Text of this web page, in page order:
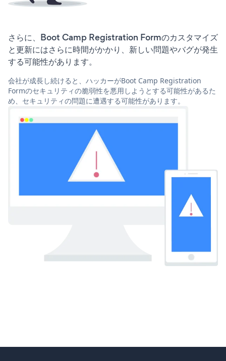
さらに、Boot Camp Registration Formのカスタマイズ
と更新にはさらに時間がかかり、新しい問題やバグが発生
する可能性があります。
会社が成長し続けると、ハッカーがBoot Camp Registration
Formのセキュリティの脆弱性を悪用しようとする可能性があるた
め、セキュリティの問題に遭遇する可能性があります。